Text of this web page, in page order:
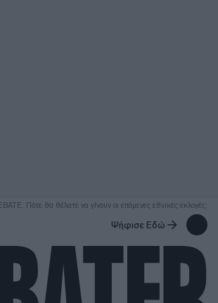
Πότε θα θέλατε να γίνουν οι επόμενες εθνικές εκλογές;
Ψήφισε Εδώ